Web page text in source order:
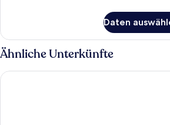
Daten
Ähnliche Unterkünfte
Hilton Garden Inn Innsbruck Tivoli